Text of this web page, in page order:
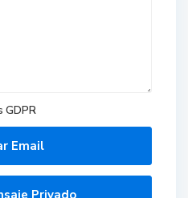
GDPR